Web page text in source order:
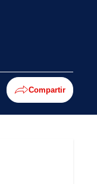
Compartir